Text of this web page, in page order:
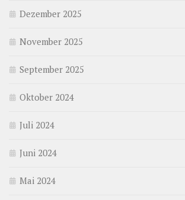
Dezember 2025
November 2025
September 2025
Oktober 2024
Juli 2024
Juni 2024
Mai 2024